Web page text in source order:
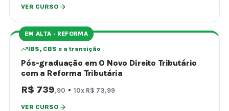
VER CURSO
EM ALTA · REFORMA
IBS, CBS e a transição
Pós-graduação em O Novo Direito Tributário
com a Reforma Tributária
R$ 739,90 · 10x R$ 73,99
VER CURSO